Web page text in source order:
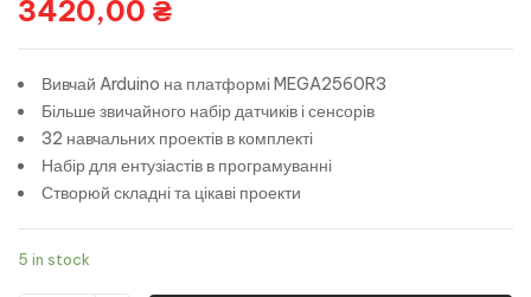
3420,00 ₴
Вивчай Arduino на платформі MEGA2560R3
Більше звичайного набір датчиків і сенсорів
32 навчальних проектів в комплекті
Набір для ентузіастів в програмуванні
Створюй складні та цікаві проекти
5 in stock